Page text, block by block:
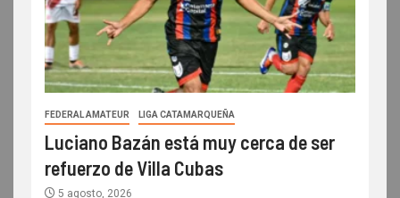
FEDERAL AMATEUR LIGA CATAMARQUEÑA
Luciano Bazán está muy cerca de ser
refuerzo de Villa Cubas
5 agosto, 2026